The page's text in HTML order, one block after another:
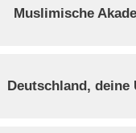
Muslimische
Deutschland, deine